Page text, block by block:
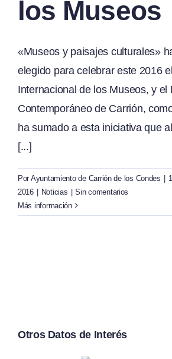
los Museos
«Museos y paisajes culturales»
elegido para celebrar este 2016
Internacional de los Museos, y el
Contemporáneo de Carrión,
ha sumado a esta iniciativa que
[...]
Por Ayuntamiento de Carrión de los Condes |
2016 | Noticias | Sin comentarios
Más información
Otros Datos de Interés